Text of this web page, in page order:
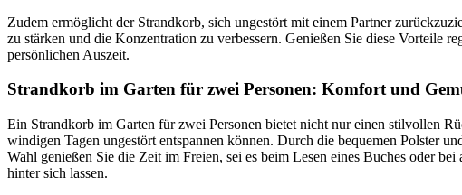
Zudem ermöglicht der Strandkorb, sich ungestört mit einem Partner
zu stärken und die Konzentration zu verbessern. Genießen Sie diese Vorteile
persönlichen Auszeit.
Strandkorb im Garten für zwei Personen: Komfort und
Ein Strandkorb im Garten für zwei Personen bietet nicht nur einen stilvollen
windigen Tagen ungestört entspannen können. Durch die bequemen Polster
Wahl genießen Sie die Zeit im Freien, sei es beim Lesen eines Buches oder
hinter sich lassen.